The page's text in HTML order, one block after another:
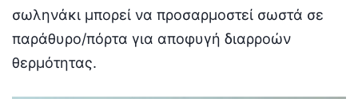
σωληνάκι μπορεί να προσαρμοστεί σωστά σε
παράθυρο/πόρτα για αποφυγή διαρροών
θερμότητας.